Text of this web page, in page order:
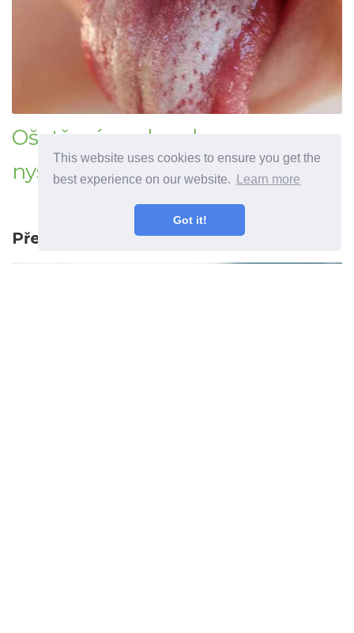
This website uses cookies to ensure you get the
best experience on our website.
Learn more
Got it!
Ošetření na drozd s
nystatinovým gelem
Předchozí článek